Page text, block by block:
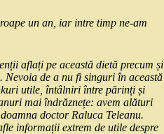
un an, iar intre timp ne-am
aflați pe această dietă precum și
de a nu fi singuri în această
utile, întâlniri între părinți și
mai îndrăznețe: avem alături
doctor Raluca Teleanu.
informații extrem de utile despre